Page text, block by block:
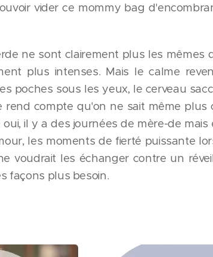
vider ce mommy bag
ne sont clairement plus les
plus intenses. Mais le calme
poches sous les yeux, le cerveau
rend compte qu'on ne sait même
il y a des journées de mère-de
les moments de fierté puissante
voudrait les échanger contre un
façons plus besoin.